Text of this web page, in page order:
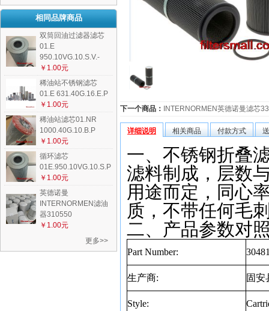
相同品牌商品
双筒回油过滤器滤芯
01.E
950.10VG.10.S.V.-
￥1.00元
稀油站不锈钢滤芯
01.E 631.40G.16.E.P
￥1.00元
稀油站滤芯01.NR
1000.40G.10.B.P
￥1.00元
循环滤芯
01E.950.10VG.10.S.P
￥1.00元
英德诺曼
INTERNORMEN滤油
器310550
￥1.00元
更多>>
下一个商品： INTERNORMEN英德诺曼滤芯
详细说明 相关商品 付款方式
一、不锈钢折叠
滤料制成，层数
用途而定，同心
质，不带任何毛
二、产品参数对
Part Number:
生产商: 固安
Style: